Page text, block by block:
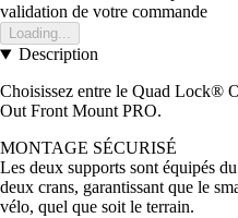
validation de votre commande
Loading...
Description
Choisissez entre le Quad Lock®
Out Front Mount PRO.
MONTAGE SÉCURISÉ
Les deux supports sont équipés
deux crans, garantissant que le
vélo, quel que soit le terrain.